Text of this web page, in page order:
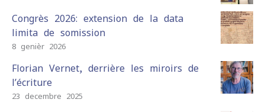
Congrès 2026: extension de la data
limita de somission
8 genièr 2026
Florian Vernet, derrière les miroirs de
l’écriture
23 decembre 2025